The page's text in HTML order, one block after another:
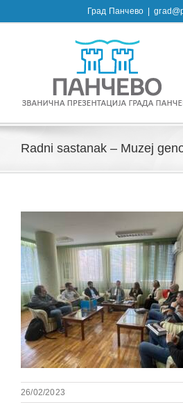
to
Град Панчево
Radni sastanak – Muzej
26/02/2023